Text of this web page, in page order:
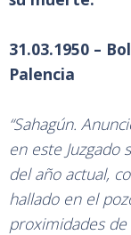
31.03.1950 –
Palencia
“Sahagún.
en este
del año actual,
hallado en el
proximidades de